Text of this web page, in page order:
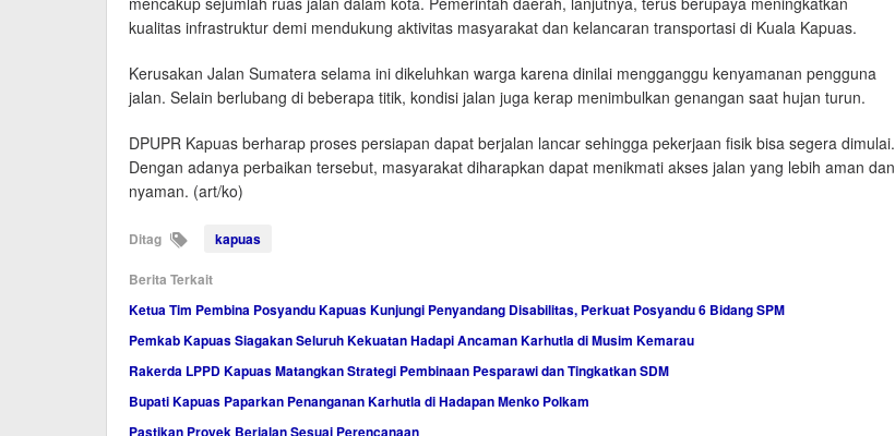
kualitas infrastruktur demi mendukung aktivitas masyarakat dan kelancaran transportasi di Kuala Kapuas.
Kerusakan Jalan Sumatera selama ini dikeluhkan warga karena dinilai mengganggu kenyamanan pengguna
jalan. Selain berlubang di beberapa titik, kondisi jalan juga kerap menimbulkan genangan saat hujan turun.
DPUPR Kapuas berharap proses persiapan dapat berjalan lancar sehingga pekerjaan fisik bisa segera dimulai.
Dengan adanya perbaikan tersebut, masyarakat diharapkan dapat menikmati akses jalan yang lebih aman dan
nyaman. (art/ko)
Ditag kapuas
Berita Terkait
Ketua Tim Pembina Posyandu Kapuas Kunjungi Penyandang Disabilitas, Perkuat Posyandu 6 Bidang SPM
Pemkab Kapuas Siagakan Seluruh Kekuatan Hadapi Ancaman Karhutla di Musim Kemarau
Rakerda LPPD Kapuas Matangkan Strategi Pembinaan Pesparawi dan Tingkatkan SDM
Bupati Kapuas Paparkan Penanganan Karhutla di Hadapan Menko Polkam
Pastikan Proyek Berjalan Sesuai Perencanaan